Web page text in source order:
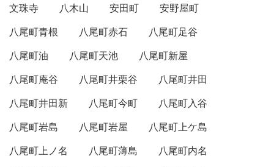
文珠寺 八木山 安田町
安野屋町
八尾町青根
八尾町赤石
八尾町足谷
八尾町油
八尾町天池
八尾町新屋
八尾町庵谷
八尾町井栗谷
八尾町井田
八尾町井田新
八尾町今町
八尾町入谷
八尾町岩島
八尾町岩屋
八尾町上ケ島
八尾町上ノ名
八尾町薄島
八尾町内名